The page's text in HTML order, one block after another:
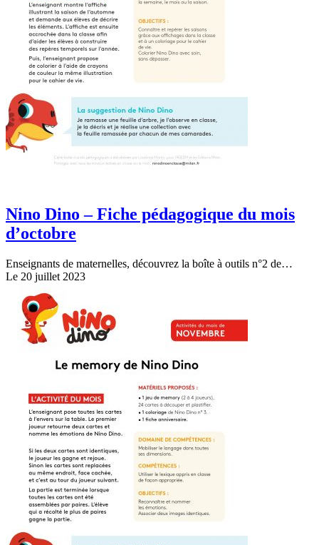
Nino Dino – Fiche pédagogique du mois
d’octobre
Enseignants de maternelles, découvrez la boîte à outils n°2 de…
Le 20 juillet 2023